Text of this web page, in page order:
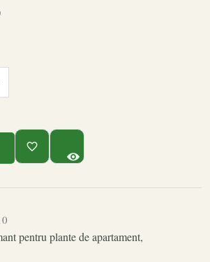
pentru plante de apartament,